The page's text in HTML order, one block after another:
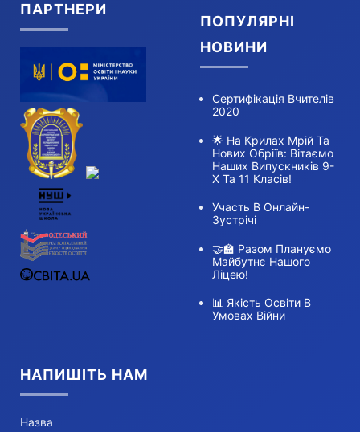
ПАРТНЕРИ
ПОПУЛЯРНІ
НОВИНИ
Сертифікація Вчителів
2020
🌟 На Крилах Мрій Та
Нових Обріїв: Вітаємо
Наших Випускників 9-
Х Та 11 Класів!
Участь В Онлайн-
Зустрічі
🤝🏫 Разом Плануємо
Майбутнє Нашого
Ліцею!
📊 Якість Освіти В
Умовах Війни
НАПИШІТЬ НАМ
Назва